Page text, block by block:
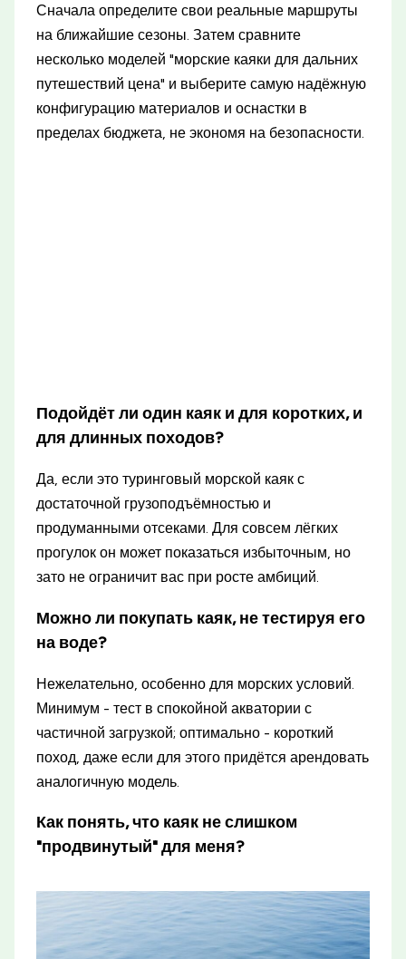
Сначала определите свои реальные маршруты
на ближайшие сезоны. Затем сравните
несколько моделей "морские каяки для дальних
путешествий цена" и выберите самую надёжную
конфигурацию материалов и оснастки в
пределах бюджета, не экономя на безопасности.
Подойдёт ли один каяк и для коротких, и
для длинных походов?
Да, если это туринговый морской каяк с
достаточной грузоподъёмностью и
продуманными отсеками. Для совсем лёгких
прогулок он может показаться избыточным, но
зато не ограничит вас при росте амбиций.
Можно ли покупать каяк, не тестируя его
на воде?
Нежелательно, особенно для морских условий.
Минимум - тест в спокойной акватории с
частичной загрузкой; оптимально - короткий
поход, даже если для этого придётся арендовать
аналогичную модель.
Как понять, что каяк не слишком
"продвинутый" для меня?